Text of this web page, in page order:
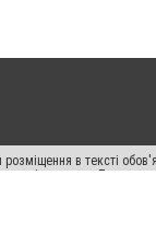
в тексті
якості джерела.